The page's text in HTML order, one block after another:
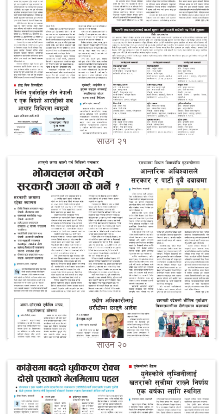
साउन २१
साउन २०